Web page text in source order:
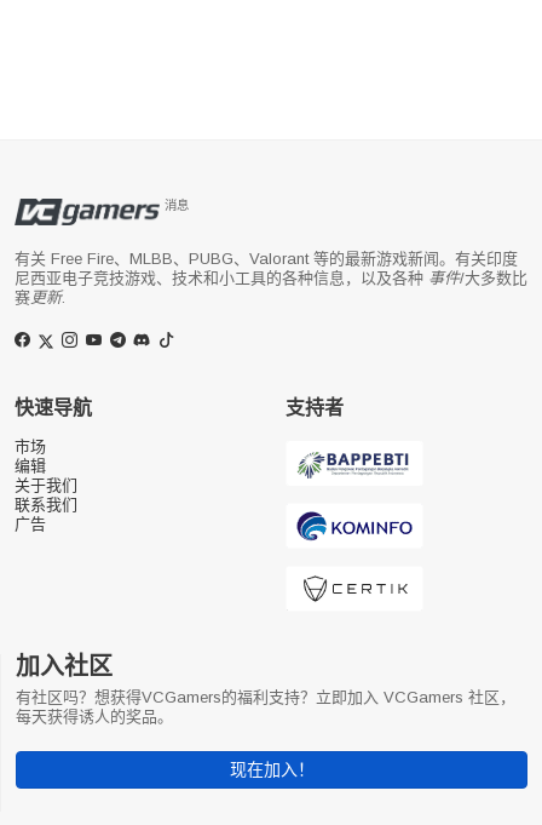
消息
有关 Free Fire、MLBB、PUBG、Valorant 等的最新游戏新闻。有关印度
尼西亚电子竞技游戏、技术和小工具的各种信息，以及各种 事件/大多数比
赛 更新.
快速导航
市场
编辑
关于我们
联系我们
广告
支持者
加入社区
有社区吗？想获得VCGamers的福利支持？立即加入 VCGamers 社区，
每天获得诱人的奖品。
现在加入！